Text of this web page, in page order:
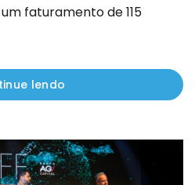
faturamento de 115
lendo